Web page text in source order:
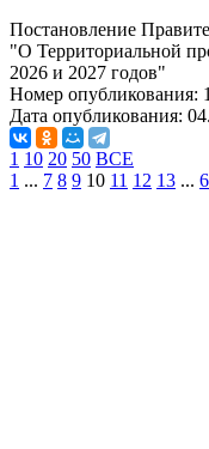
Постановление
"О Территориальной
2026 и 2027 годов"
Номер опубликования:
Дата опубликования:
1 10 20 50 ВСЕ
1 ... 7 8 9 10 11 12 13 ...